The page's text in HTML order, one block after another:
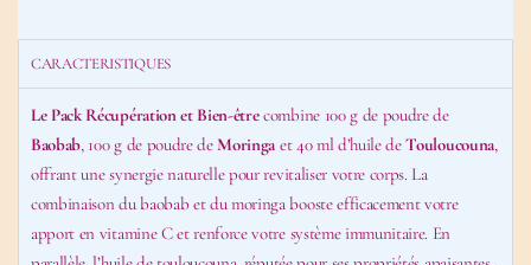
CARACTERISTIQUES
Le Pack Récupération et Bien-êtrecombine 100 g de poudre de
Baobab, 100 g de poudre deMoringa et 40 ml d’huile deTouloucouna,
offrant une synergie naturelle pour revitaliser votre corps. La
combinaison du baobab et du moringa booste efficacement votre
apport en vitamine C et renforce votre système immunitaire. En